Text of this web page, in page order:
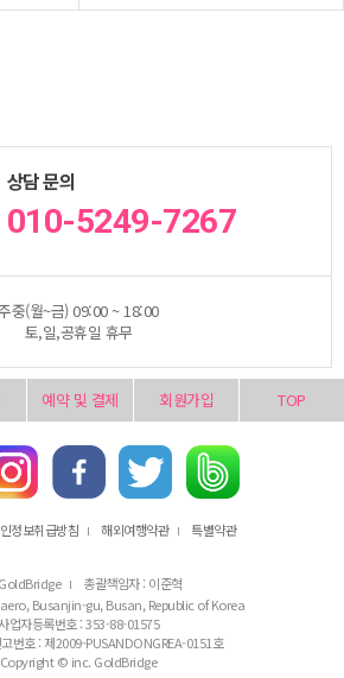
상담 문의
010-5249-7267
중(월~금) 09:00 ~ 18:00
토,일,공휴일 휴무
예약 및 결제 회원가입 TOP
정보취급방침 l 해외여행약관 l 특별약관
l
총괄책임자 : 이준혁
Busanjin-gu, Busan, Republic of Korea
업자등록번호 : 353-88-01575
번호 : 제2009-PUSANDONGREA-0151호
Copyright © inc. GoldBridge